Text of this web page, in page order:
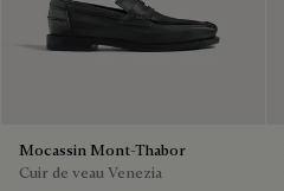
Mocassin Mont-Thabor
Cuir de veau Venezia